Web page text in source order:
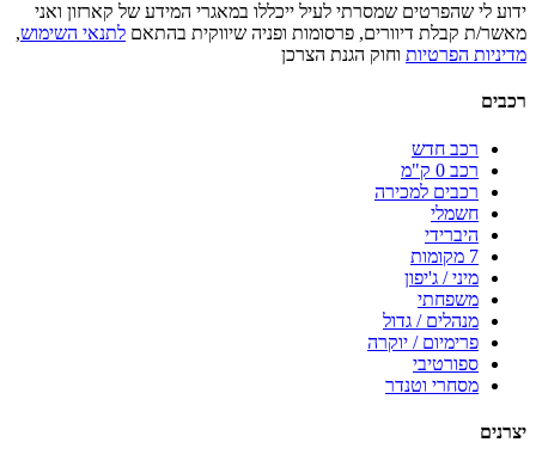
ידוע לי שהפרטים שמסרתי לעיל ייכללו במאגרי המידע של קארזון ואני
מאשר/ת קבלת דיוורים, פרסומות ופניה שיווקית בהתאם לתנאי השימוש,
מדיניות הפרטיות וחוק הגנת הצרכן
רכבים
רכב חדש
רכב 0 ק"מ
רכבים למכירה
חשמלי
היברידי
7 מקומות
מיני / ג'יפון
משפחתי
מנהלים / גדול
פרימיום / יוקרה
ספורטיבי
מסחרי וטנדר
יצרנים